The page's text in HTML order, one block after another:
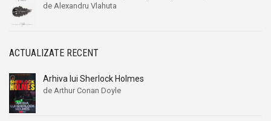
de Alexandru Vlahuta
ACTUALIZATE RECENT
Arhiva lui Sherlock Holmes
de Arthur Conan Doyle